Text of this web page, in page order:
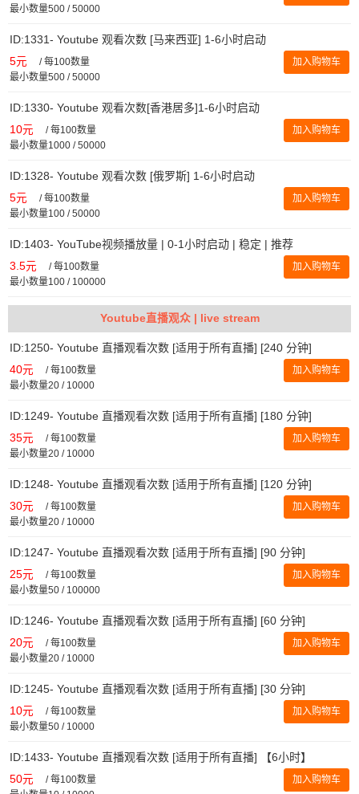
最小数量500 / 50000
ID:1331- Youtube 观看次数 [马来西亚] 1-6小时启动
5元 /每100数量
最小数量500 / 50000
加入购物车
ID:1330- Youtube 观看次数[香港居多]1-6小时启动
10元 /每100数量
最小数量1000 / 50000
加入购物车
ID:1328- Youtube 观看次数 [俄罗斯] 1-6小时启动
5元 /每100数量
最小数量100 / 50000
加入购物车
ID:1403- YouTube视频播放量 | 0-1小时启动 | 稳定 | 推荐
3.5元 /每100数量
最小数量100 / 100000
加入购物车
Youtube直播观众 | live stream
ID:1250- Youtube 直播观看次数 [适用于所有直播] [240 分钟]
40元 /每100数量
最小数量20 / 10000
加入购物车
ID:1249- Youtube 直播观看次数 [适用于所有直播] [180 分钟]
35元 /每100数量
最小数量20 / 10000
加入购物车
ID:1248- Youtube 直播观看次数 [适用于所有直播] [120 分钟]
30元 /每100数量
最小数量20 / 10000
加入购物车
ID:1247- Youtube 直播观看次数 [适用于所有直播] [90 分钟]
25元 /每100数量
最小数量50 / 100000
加入购物车
ID:1246- Youtube 直播观看次数 [适用于所有直播] [60 分钟]
20元 /每100数量
最小数量20 / 10000
加入购物车
ID:1245- Youtube 直播观看次数 [适用于所有直播] [30 分钟]
10元 /每100数量
最小数量50 / 10000
加入购物车
ID:1433- Youtube 直播观看次数 [适用于所有直播] 【6小时】
50元 /每100数量
加入购物车